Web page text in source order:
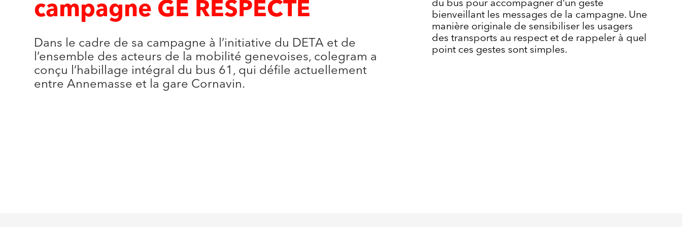
campagne GE RESPECTE
Dans le cadre de sa campagne à l’initiative du DETA et de
l’ensemble des acteurs de la mobilité genevoises, colegram a
conçu l’habillage intégral du bus 61, qui défile actuellement
entre Annemasse et la gare Cornavin.
du bus pour accompagner d’un geste
bienveillant les messages de la campagne. Une
manière originale de sensibiliser les usagers
des transports au respect et de rappeler à quel
point ces gestes sont simples.